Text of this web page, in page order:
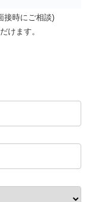
接時にご相談)
けます。